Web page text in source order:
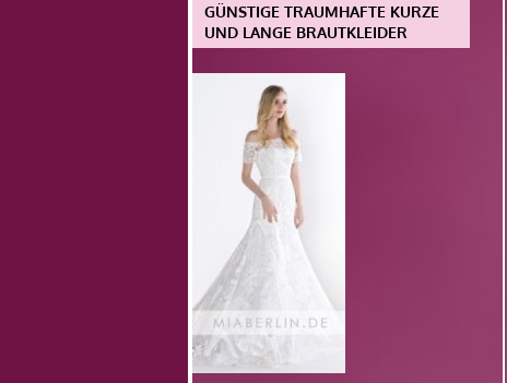
GÜNSTIGE TRAUMHAFTE KURZE
UND LANGE BRAUTKLEIDER